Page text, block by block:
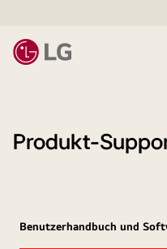
Produkt-
Benutzerhandbuch und